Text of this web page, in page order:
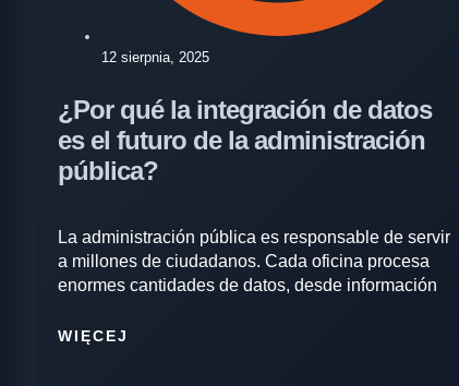
12 sierpnia, 2025
¿Por qué la integración de datos
es el futuro de la administración
pública?
La administración pública es responsable de servir
a millones de ciudadanos. Cada oficina procesa
enormes cantidades de datos, desde información
WIĘCEJ